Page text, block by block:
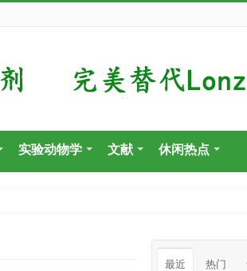
实验动物学 文献 休闲热点
最近 热门